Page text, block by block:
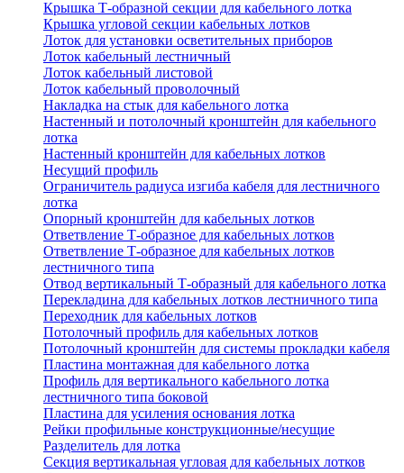
Крышка Т-образной секции для кабельного лотка
Крышка угловой секции кабельных лотков
Лоток для установки осветительных приборов
Лоток кабельный лестничный
Лоток кабельный листовой
Лоток кабельный проволочный
Накладка на стык для кабельного лотка
Настенный и потолочный кронштейн для кабельного
лотка
Настенный кронштейн для кабельных лотков
Несущий профиль
Ограничитель радиуса изгиба кабеля для лестничного
лотка
Опорный кронштейн для кабельных лотков
Ответвление Т-образное для кабельных лотков
Ответвление Т-образное для кабельных лотков
лестничного типа
Отвод вертикальный Т-образный для кабельного лотка
Перекладина для кабельных лотков лестничного типа
Переходник для кабельных лотков
Потолочный профиль для кабельных лотков
Потолочный кронштейн для системы прокладки кабеля
Пластина монтажная для кабельного лотка
Профиль для вертикального кабельного лотка
лестничного типа боковой
Пластина для усиления основания лотка
Рейки профильные конструкционные/несущие
Разделитель для лотка
Секция вертикальная угловая для кабельных лотков